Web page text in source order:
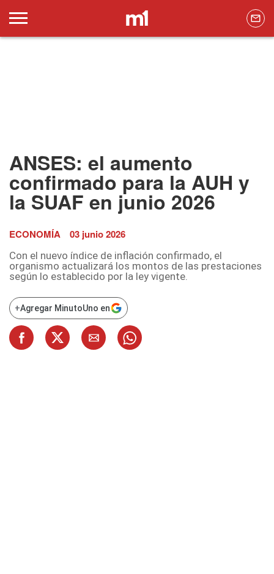
ANSES: el aumento
confirmado para la AUH y
la SUAF en junio 2026
ECONOMÍA 03 junio 2026
Con el nuevo índice de inflación confirmado, el
organismo actualizará los montos de las prestaciones
según lo establecido por la ley vigente.
+Agregar MinutoUno en